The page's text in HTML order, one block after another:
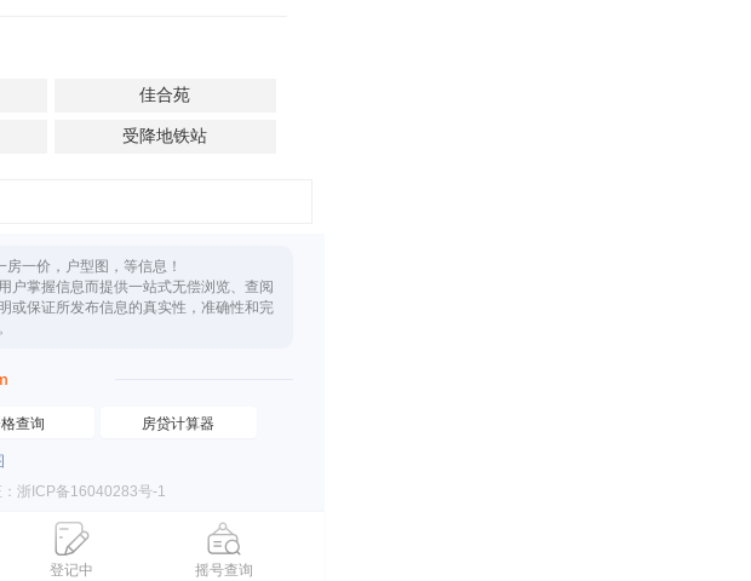
佳合苑
受降地铁站
一价，户型图，等信息！
户掌握信息而提供一站式无偿浏览、查阅
或保证所发布信息的真实性，准确性和完
查询 房贷计算器
浙ICP备16040283号-1
登记中 摇号查询